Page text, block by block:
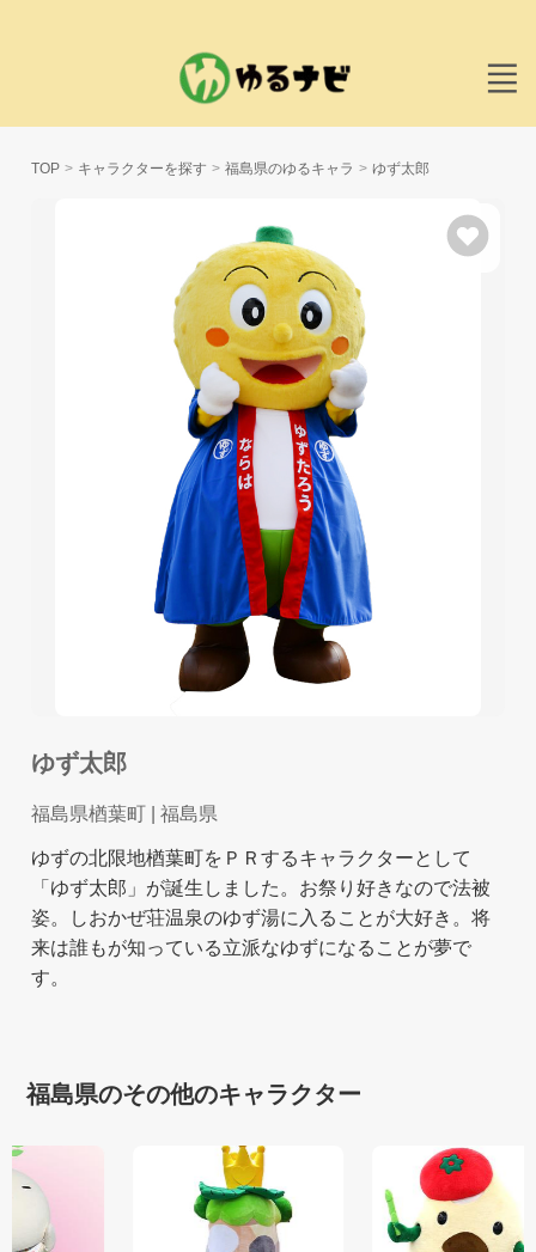
TOP キャラクターを探す 福島県のゆるキャラ ゆず太郎
ゆず太郎
福島県楢葉町 | 福島県
ゆずの北限地楢葉町をＰＲするキャラクターとして
「ゆず太郎」が誕生しました。お祭り好きなので法被
姿。しおかぜ荘温泉のゆず湯に入ることが大好き。将
来は誰もが知っている立派なゆずになることが夢で
す。
福島県のその他のキャラクター